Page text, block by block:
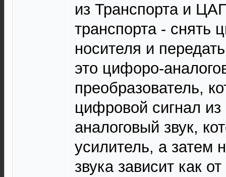
из Транспорта и
транспорта - снять
носителя и
это цифоро-
преобразователь,
цифровой сигнал
аналоговый звук,
усилитель, а затем
звука зависит как